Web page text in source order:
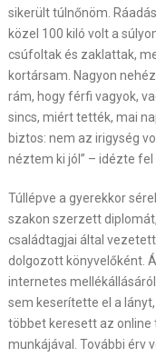
sikerült túlnőnöm.
közel 100 kiló volt a
csúfoltak és zaklattak,
kortársam. Nagyon
rám, hogy férfi vagyok,
sincs, miért tették, mai
biztos: nem az irigység
néztem ki jól” – idézte fel
Túllépve a gyerekkor
szakon szerzett
családtagjai által
dolgozott könyvelőként.
internetes
sem keserítette el a
többet keresett az online
munkájával. További érv